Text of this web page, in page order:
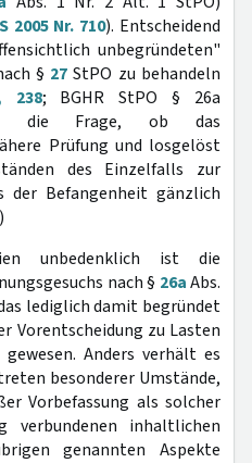
2005 Nr. 710). Entscheidend
unbegründeten"
§ 27 StPO zu behandeln
238; BGHR StPO § 26a
die Frage, ob das
Prüfung und losgelöst
des Einzelfalls zur
der Befangenheit gänzlich
unbedenklich ist die
nach § 26aAbs.
lediglich damit begründet
Vorentscheidung zu Lasten
Anders verhält es
besonderer Umstände,
Vorbefassung als solcher
inhaltlichen
genannten Aspekte